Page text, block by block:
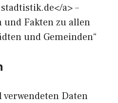
a> –
und Fakten zu allen
und Gemeinden“
Daten